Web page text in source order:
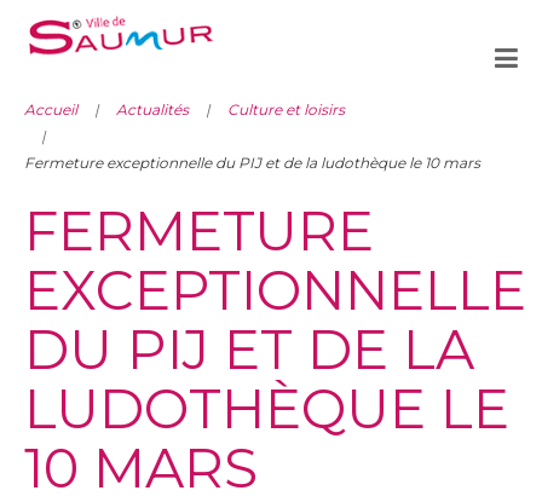
Accueil Actualités Culture et loisirs
Fermeture exceptionnelle du PIJ et de la ludothèque le 10 mars
FERMETURE
EXCEPTIONNELLE
DU PIJ ET DE LA
LUDOTHÈQUE LE
10 MARS